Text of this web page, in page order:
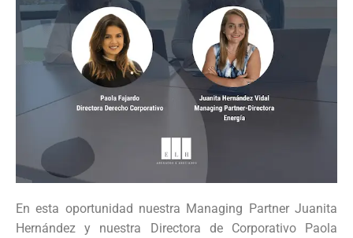
En esta oportunidad nuestra Managing Partner Juanita
Hernández y nuestra Directora de Corporativo Paola